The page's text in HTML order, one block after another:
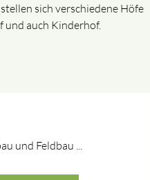
sich verschiedene Höfe
und auch Kinderhof.
und Feldbau ...